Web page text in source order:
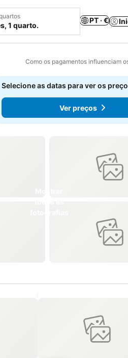
1 quarto.
PT · €
Como os pagamentos influenciam
aos favoritos
Selecione as datas para ver os
Ver preços